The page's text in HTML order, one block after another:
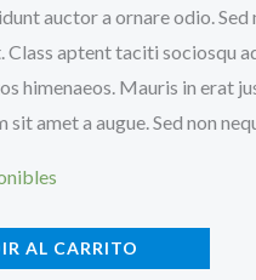
auctor a ornare odio.
Class aptent taciti sociosqu
himenaeos. Mauris in erat
amet a augue. Sed non
AL CARRITO